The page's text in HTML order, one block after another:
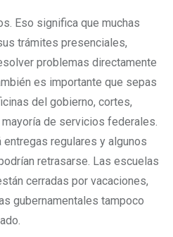
Eso significa que muchas
trámites presenciales,
problemas directamente
es importante que sepas
del gobierno, cortes,
de servicios federales.
entregas regulares y algunos
retrasarse. Las escuelas
cerradas por vacaciones,
gubernamentales tampoco